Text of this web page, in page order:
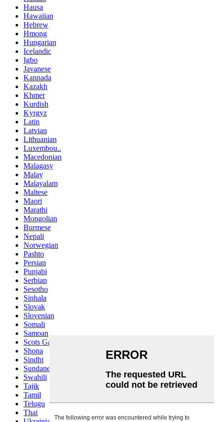
Hausa
Hawaiian
Hebrew
Hmong
Hungarian
Icelandic
Igbo
Javanese
Kannada
Kazakh
Khmer
Kurdish
Kyrgyz
Latin
Latvian
Lithuanian
Luxembou..
Macedonian
Malagasy
Malay
Malayalam
Maltese
Maori
Marathi
Mongolian
Burmese
Nepali
Norwegian
Pashto
Persian
Punjabi
Serbian
Sesotho
Sinhala
Slovak
Slovenian
Somali
Samoan
Scots Gaelic
Shona
Sindhi
Sundanese
Swahili
Tajik
Tamil
Telugu
Thai